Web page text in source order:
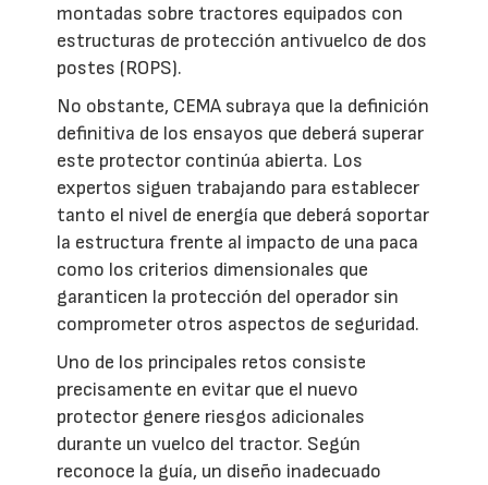
montadas sobre tractores equipados con
estructuras de protección antivuelco de dos
postes (ROPS).
No obstante, CEMA subraya que la definición
definitiva de los ensayos que deberá superar
este protector continúa abierta. Los
expertos siguen trabajando para establecer
tanto el nivel de energía que deberá soportar
la estructura frente al impacto de una paca
como los criterios dimensionales que
garanticen la protección del operador sin
comprometer otros aspectos de seguridad.
Uno de los principales retos consiste
precisamente en evitar que el nuevo
protector genere riesgos adicionales
durante un vuelco del tractor. Según
reconoce la guía, un diseño inadecuado